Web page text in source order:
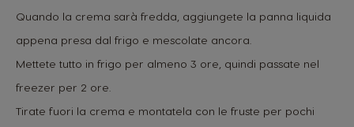
Quando la crema sarà fredda, aggiungete la panna liquida
appena presa dal frigo e mescolate ancora.
Mettete tutto in frigo per almeno 3 ore, quindi passate nel
freezer per 2 ore.
Tirate fuori la crema e montatela con le fruste per pochi